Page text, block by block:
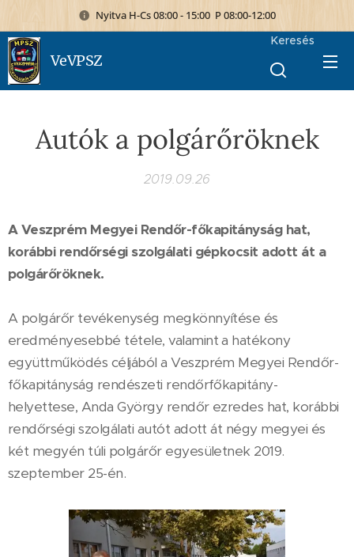
Nyitva H-Cs 08:00 - 15:00 P 08:00-12:00
VeVPSZ
Keresés
Autók a polgárőröknek
2019.09.26
A Veszprém Megyei Rendőr-főkapitányság hat,
korábbi rendőrségi szolgálati gépkocsit adott át a
polgárőröknek.
A polgárőr tevékenység megkönnyítése és
eredményesebbé tétele, valamint a hatékony
együttműködés céljából a Veszprém Megyei Rendőr-
főkapitányság rendészeti rendőrfőkapitány-
helyettese, Anda György rendőr ezredes hat, korábbi
rendőrségi szolgálati autót adott át négy megyei és
két megyén túli polgárőr egyesületnek 2019.
szeptember 25-én.